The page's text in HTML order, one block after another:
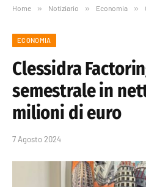
Home » Notiziario » Economia »
ECONOMIA
Clessidra
semestrale in
milioni di euro
7 Agosto 2024